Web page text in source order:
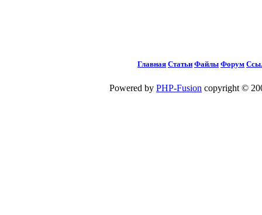
Главная Статьи Файлы Форум
Powered by PHP-Fusion copyright ©